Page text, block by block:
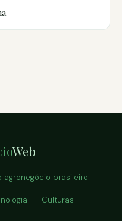
Web
brasileiro
Culturas